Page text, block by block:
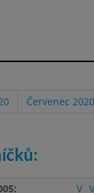
Červenec 2020
V